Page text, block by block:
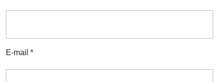
E-mail *